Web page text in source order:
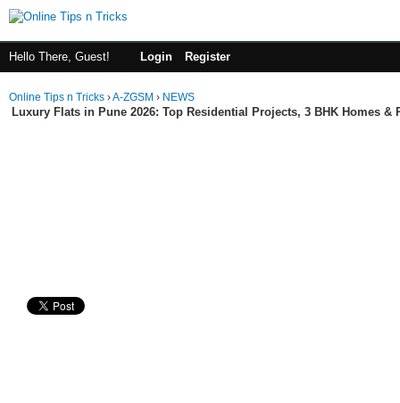
Hello There, Guest! Login Register
Online Tips n Tricks ›A-ZGSM › NEWS
Luxury Flats in Pune 2026: Top Residential Projects, 3 BHK Homes &